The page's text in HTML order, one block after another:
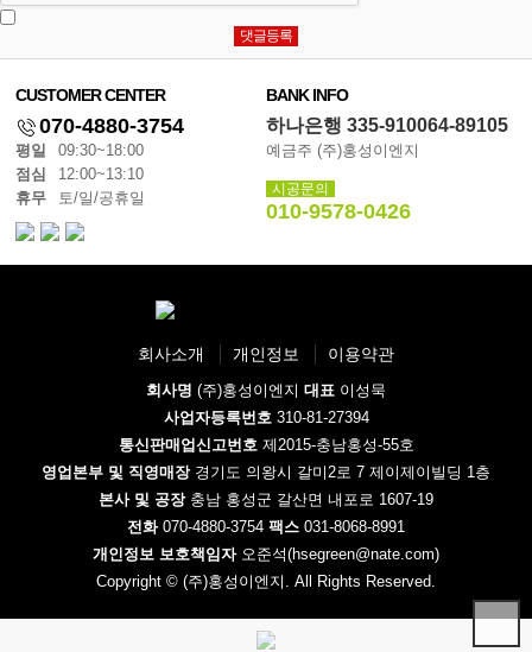
CUSTOMER CENTER
070-4880-3754
평일
09:30~18:00
점심
12:00~13:10
휴무
토/일/공휴일
BANK INFO
하나은행 335-910064-89105
예금주 (주)홍성이엔지
시공문의
010-9578-0426
회사소개 개인정보 이용약관
회사명 (주)홍성이엔지 대표 이성묵
사업자등록번호 310-81-27394
통신판매업신고번호 제2015-충남홍성-55호
영업본부 및 직영매장경기도 의왕시 갈미2로 7 제이제이빌딩 1층
본사 및 공장충남 홍성군 갈산면 내포로 1607-19
전화 070-4880-3754 팩스 031-8068-8991
개인정보 보호책임자오준석(hsegreen@nate.com)
Copyright © (주)홍성이엔지. All Rights Reserved.